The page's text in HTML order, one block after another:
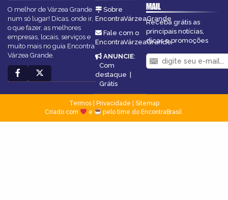
O melhor de Várzea Grande
num só lugar! Dicas, onde ir,
o que fazer, as melhores
empresas, locais, serviços e
muito mais no guia Encontra
Várzea Grande.
Sobre
EncontraVárzeaGrande
Fale com o
EncontraVárzeaGrande
ANUNCIE:
Com
destaque |
Grátis
MAIL
Receba grátis as
principais notícias,
dicas e promoções
Termos| Privacidade
Sitemap
Criado com
e pelo time do EncontraBrasil